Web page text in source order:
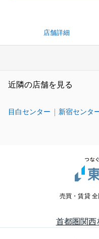
店舗詳細
近隣の店舗を見る
目白センター 新宿センタ
売買・賃貸
首都圏関西